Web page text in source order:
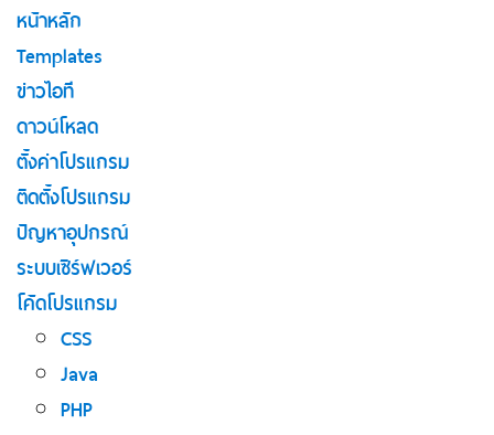
หน้าหลัก
Templates
ข่าวไอที
ดาวน์โหลด
ตั้งค่าโปรแกรม
ติดตั้งโปรแกรม
ปัญหาอุปกรณ์
ระบบเซิร์ฟเวอร์
โค้ดโปรแกรม
CSS
Java
PHP